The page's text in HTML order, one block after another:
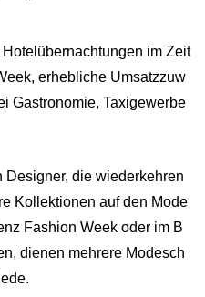
im Zeit
erhebliche Umsatzzuw
Gastronomie, Taxigewerbe
Designer, die wiederkehren
Kollektionen auf den Mode
Fashion Week oder im B
dienen mehrere Modesch